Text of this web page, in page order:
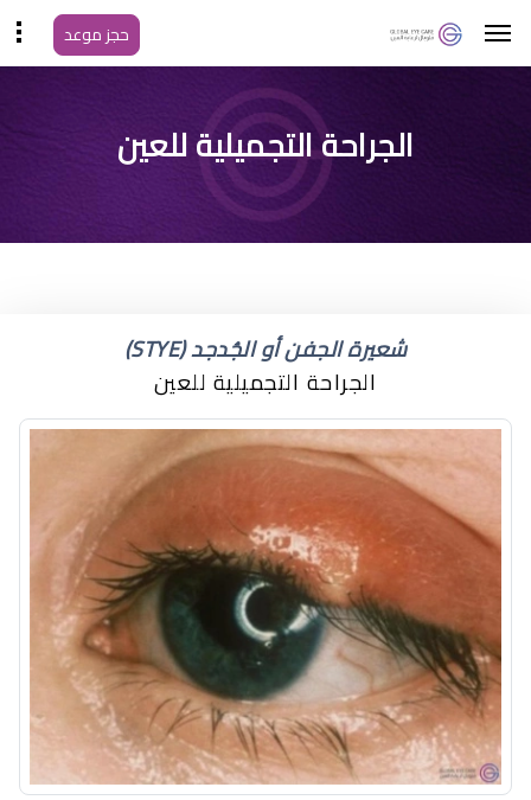
حجز موعد
رفع الرموش والحواجب
الجراحة التجميلية للعين
شعيرة الجفن أو الجُدجد (STYE)
الجراحة التجميلية للعين